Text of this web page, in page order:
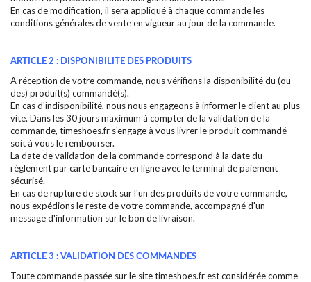
En cas de modification, il sera appliqué à chaque commande les
conditions générales de vente en vigueur au jour de la commande.
ARTICLE 2 : DISPONIBILITE DES PRODUITS
A réception de votre commande, nous vérifions la disponibilité du (ou
des) produit(s) commandé(s).
En cas d'indisponibilité, nous nous engageons à informer le client au plus
vite. Dans les 30 jours maximum à compter de la validation de la
commande, timeshoes.fr s'engage à vous livrer le produit commandé
soit à vous le rembourser.
La date de validation de la commande correspond à la date du
règlement par carte bancaire en ligne avec le terminal de paiement
sécurisé.
En cas de rupture de stock sur l'un des produits de votre commande,
nous expédions le reste de votre commande, accompagné d'un
message d'information sur le bon de livraison.
ARTICLE 3 : VALIDATION DES COMMANDES
Toute commande passée sur le site timeshoes.fr est considérée comme